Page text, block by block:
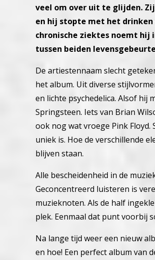
veel om over uit te glijden.
en hij stopte met het
chronische ziektes noemt
tussen beiden
De artiestennaam slecht
het album. Uit diverse
en lichte psychedelica. Alsof hij
Springsteen. Iets van Brian
ook nog wat vroege Pink Floyd.
uniek is. Hoe de verschillende
blijven staan.
Alle bescheidenheid in de
Geconcentreerd luisteren is
muzieknoten. Als de half
plek. Eenmaal dat punt voorbij
Na lange tijd weer een nieuw
en hoe! Een perfect album van